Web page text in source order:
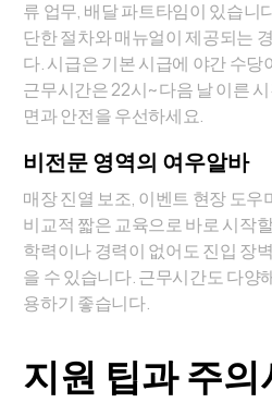
류 업무, 배달 파트타임이 있습니
단한 절차와 매뉴얼이 제공되는
다. 시급은 기본 시급에 야간 수
근무시간은 22시~다음 날 이른
면과 안전을 우선하세요.
비전문 영역의 여우알바
매장 진열 보조, 이벤트 현장 도우
비교적 짧은 교육으로 바로 시작
학력이나 경력이 없어도 진입 장
을 수 있습니다. 근무시간도 다양
용하기 좋습니다.
지원 팁과 주